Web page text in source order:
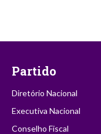
Partido
Diretório Nacional
Executiva Nacional
Conselho Fiscal